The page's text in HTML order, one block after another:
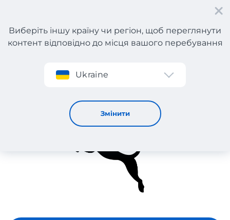
Реєстрація
Виберіть іншу країну чи регіон, щоб переглянути
контент відповідно до місця вашого перебування
Ukraine
Змінити
Puma